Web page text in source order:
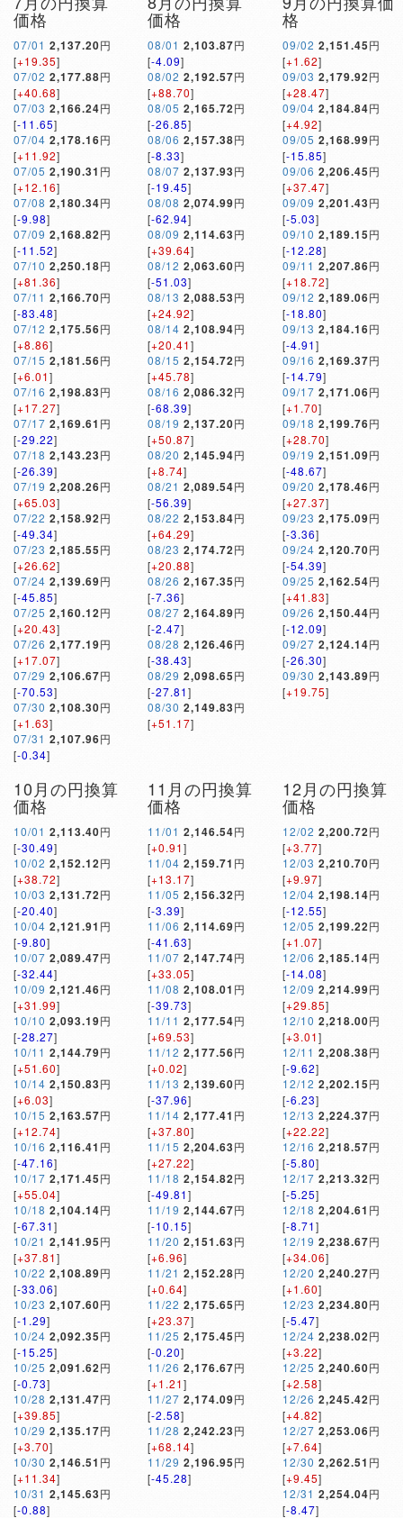
価格
07/01 2,137.20円
[+19.35]
07/02 2,177.88円
[+40.68]
07/03 2,166.24円
[-11.65]
07/04 2,178.16円
[+11.92]
07/05 2,190.31 円
[+12.16]
07/08 2,180.34円
[-9.98]
07/09 2,168.82円
[-11.52]
07/10 2,250.18円
[+81.36]
07/11 2,166.70円
[-83.48]
07/12 2,175.56円
[+8.86]
07/15 2,181.56円
[+6.01]
07/16 2,198.83円
[+17.27]
07/17 2,169.61 円
[-29.22]
07/18 2,143.23円
[-26.39]
07/19 2,208.26円
[+65.03]
07/22 2,158.92円
[-49.34]
07/23 2,185.55円
[+26.62]
07/24 2,139.69円
[-45.85]
07/25 2,160.12円
[+20.43]
07/26 2,177.19円
[+17.07]
07/29 2,106.67円
[-70.53]
07/30 2,108.30円
[+1.63]
07/31 2,107.96円
[-0.34]
価格
08/01 2,103.87円
[-4.09]
08/02 2,192.57円
[+88.70]
08/05 2,165.72円
[-26.85]
08/06 2,157.38円
[-8.33]
08/07 2,137.93円
[-19.45]
08/08 2,074.99円
[-62.94]
08/09 2,114.63円
[+39.64]
08/12 2,063.60円
[-51.03]
08/13 2,088.53円
[+24.92]
08/14 2,108.94円
[+20.41]
08/15 2,154.72円
[+45.78]
08/16 2,086.32円
[-68.39]
08/19 2,137.20円
[+50.87]
08/20 2,145.94円
[+8.74]
08/21 2,089.54円
[-56.39]
08/22 2,153.84円
[+64.29]
08/23 2,174.72円
[+20.88]
08/26 2,167.35円
[-7.36]
08/27 2,164.89円
[-2.47]
08/28 2,126.46円
[-38.43]
08/29 2,098.65円
[-27.81]
08/30 2,149.83円
[+51.17]
格
09/02 2,151.45円
[+1.62]
09/03 2,179.92円
[+28.47]
09/04 2,184.84円
[+4.92]
09/05 2,168.99円
[-15.85]
09/06 2,206.45円
[+37.47]
09/09 2,201.43円
[-5.03]
09/10 2,189.15円
[-12.28]
09/11 2,207.86円
[+18.72]
09/12 2,189.06円
[-18.80]
09/13 2,184.16円
[-4.91]
09/16 2,169.37円
[-14.79]
09/17 2,171.06円
[+1.70]
09/18 2,199.76円
[+28.70]
09/19 2,151.09円
[-48.67]
09/20 2,178.46円
[+27.37]
09/23 2,175.09円
[-3.36]
09/24 2,120.70円
[-54.39]
09/25 2,162.54円
[+41.83]
09/26 2,150.44円
[-12.09]
09/27 2,124.14円
[-26.30]
09/30 2,143.89円
[+19.75]
10月の円換算
価格
10/01 2,113.40円
[-30.49]
10/02 2,152.12円
[+38.72]
10/03 2,131.72円
[-20.40]
10/04 2,121.91 円
[-9.80]
10/07 2,089.47円
[-32.44]
10/09 2,121.46円
[+31.99]
10/10 2,093.19円
[-28.27]
10/11 2,144.79円
[+51.60]
10/14 2,150.83円
[+6.03]
10/15 2,163.57円
[+12.74]
10/16 2,116.41 円
[-47.16]
10/17 2,171.45円
[+55.04]
10/18 2,104.14円
[-67.31]
10/21 2,141.95円
[+37.81]
10/22 2,108.89円
[-33.06]
10/23 2,107.60円
[-1.29]
10/24 2,092.35円
[-15.25]
10/25 2,091.62円
[-0.73]
10/28 2,131.47円
[+39.85]
10/29 2,135.17円
[+3.70]
10/30 2,146.51 円
[+11.34]
10/31 2,145.63円
[-0.88]
11月の円換算
価格
11/01 2,146.54円
[+0.91]
11/04 2,159.71 円
[+13.17]
11/05 2,156.32円
[-3.39]
11/06 2,114.69円
[-41.63]
11/07 2,147.74円
[+33.05]
11/08 2,108.01 円
[-39.73]
11/11 2,177.54円
[+69.53]
11/12 2,177.56円
[+0.02]
11/13 2,139.60円
[-37.96]
11/14 2,177.41 円
[+37.80]
11/15 2,204.63円
[+27.22]
11/18 2,154.82円
[-49.81]
11/19 2,144.67円
[-10.15]
11/20 2,151.63円
[+6.96]
11/21 2,152.28円
[+0.64]
11/22 2,175.65円
[+23.37]
11/25 2,175.45円
[-0.20]
11/26 2,176.67円
[+1.21]
11/27 2,174.09円
[-2.58]
11/28 2,242.23円
[+68.14]
11/29 2,196.95円
[-45.28]
12月の円換算
価格
12/02 2,200.72円
[+3.77]
12/03 2,210.70円
[+9.97]
12/04 2,198.14円
[-12.55]
12/05 2,199.22円
[+1.07]
12/06 2,185.14円
[-14.08]
12/09 2,214.99円
[+29.85]
12/10 2,218.00円
[+3.01]
12/11 2,208.38円
[-9.62]
12/12 2,202.15円
[-6.23]
12/13 2,224.37円
[+22.22]
12/16 2,218.57円
[-5.80]
12/17 2,213.32円
[-5.25]
12/18 2,204.61 円
[-8.71]
12/19 2,238.67円
[+34.06]
12/20 2,240.27円
[+1.60]
12/23 2,234.80円
[-5.47]
12/24 2,238.02円
[+3.22]
12/25 2,240.60円
[+2.58]
12/26 2,245.42円
[+4.82]
12/27 2,253.06円
[+7.64]
12/30 2,262.51 円
[+9.45]
12/31 2,254.04円
[-8.47]